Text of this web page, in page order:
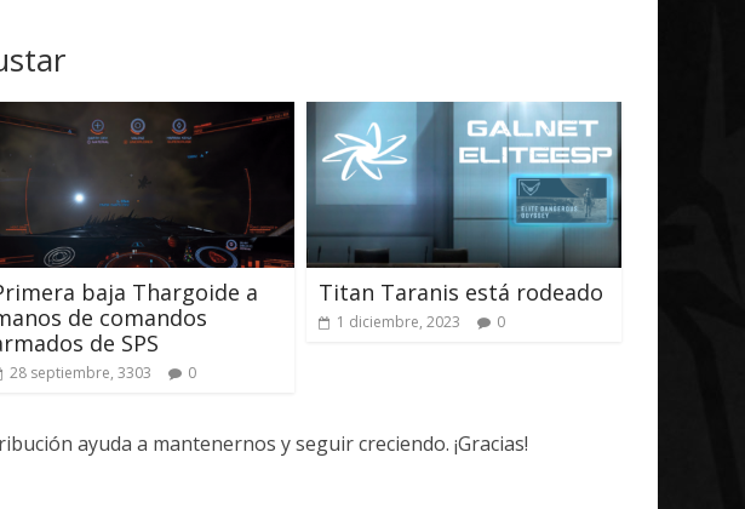
baja Thargoide a
de comandos
de SPS
28 septiembre, 3303 0
Titan Taranis está rodeado
1 diciembre, 2023 0
ayuda a mantenernos y seguir creciendo. ¡Gracias!